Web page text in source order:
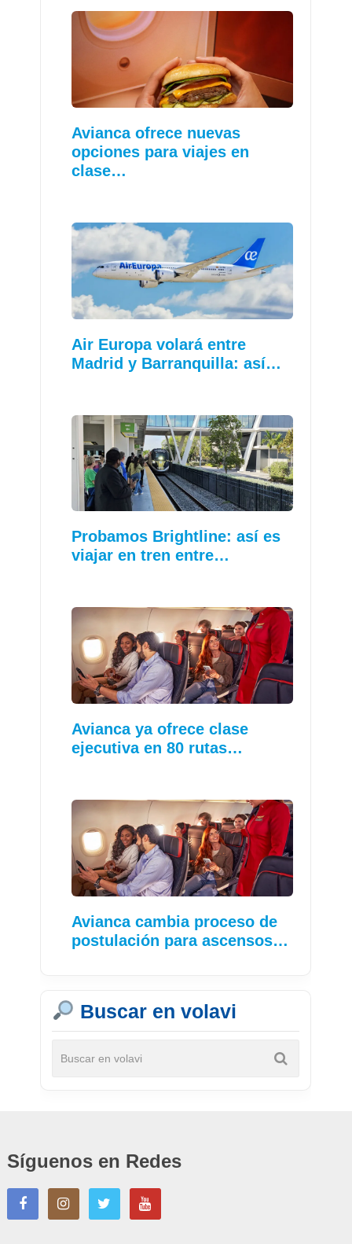
Avianca ofrece nuevas
opciones para viajes en
clase…
Air Europa volará entre
Madrid y Barranquilla: así…
Probamos Brightline: así es
viajar en tren entre…
Avianca ya ofrece clase
ejecutiva en 80 rutas…
Avianca cambia proceso de
postulación para ascensos…
Buscar en volavi
Síguenos en Redes